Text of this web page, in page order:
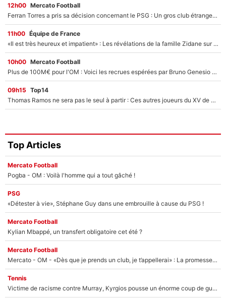
12h00 Mercato Football
Ferran Torres a pris sa décision concernant le PSG : Un gros club étranger prêt à relancer le feuilleton pour la signature du champion du monde 2026 !
11h00 Équipe de France
«Il est très heureux et impatient» : Les révélations de la famille Zidane sur sa prise de pouvoir en équipe de France !
10h00 Mercato Football
Plus de 100M€ pour l'OM : Voici les recrues espérées par Bruno Genesio et Grégory Lorenzi après l’opération dégraissage
09h15 Top14
Thomas Ramos ne sera pas le seul à partir : Ces autres joueurs du XV de France pourraient aussi quitter le Stade Toulousain, un club de Top 14 est déjà sur les rangs
Top Articles
Mercato Football
Pogba - OM : Voilà l'homme qui a tout gâché !
PSG
«Détester à vie», Stéphane Guy dans une embrouille à cause du PSG !
Mercato Football
Kylian Mbappé, un transfert obligatoire cet été ?
Mercato Football
Mercato - OM - «Dès que je prends un club, je t’appellerai» : La promesse de Marcelino au moment de claquer la porte
Tennis
Victime de racisme contre Murray, Kyrgios pousse un énorme coup de gueule !